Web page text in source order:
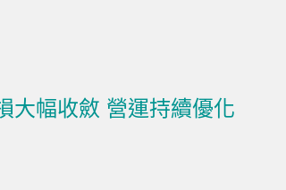
大幅收斂 營運持續優化